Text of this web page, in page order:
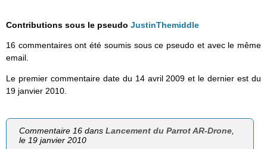
Contributions sous le pseudo JustinThemiddle
16 commentaires ont été soumis sous ce pseudo et avec le même
email.
Le premier commentaire date du 14 avril 2009 et le dernier est du
19 janvier 2010.
Commentaire 16 dansLancement du Parrot AR-Drone,
le 19 janvier 2010